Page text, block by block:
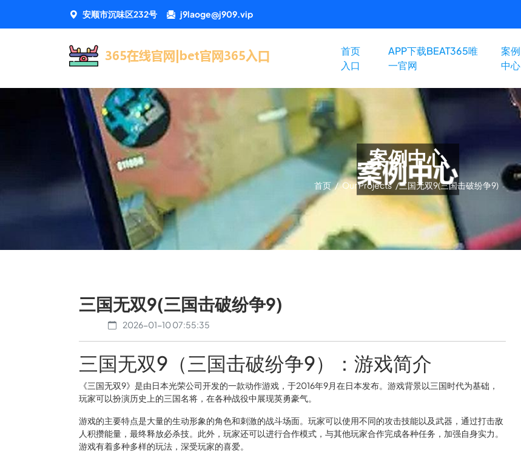
安顺市沉味区232号 j9laoge@j909.vip
首页
入口
APP下载BEAT365唯
一官网
案例
中心
案例中心
首页 / Our Projects /三国无双9(三国击破纷争9)
三国无双9(三国击破纷争9)
2026-01-10 07:55:35
三国无双9（三国击破纷争9）：游戏简介
《三国无双9》是由日本光荣公司开发的一款动作游戏，于2016年9月在日本发布。游戏背景以三国时代为基础，
玩家可以扮演历史上的三国名将，在各种战役中展现英勇豪气。
游戏的主要特点是大量的生动形象的角色和刺激的战斗场面。玩家可以使用不同的攻击技能以及武器，通过打击敌
人积攒能量，最终释放必杀技。此外，玩家还可以进行合作模式，与其他玩家合作完成各种任务，加强自身实力。
游戏有着多种多样的玩法，深受玩家的喜爱。